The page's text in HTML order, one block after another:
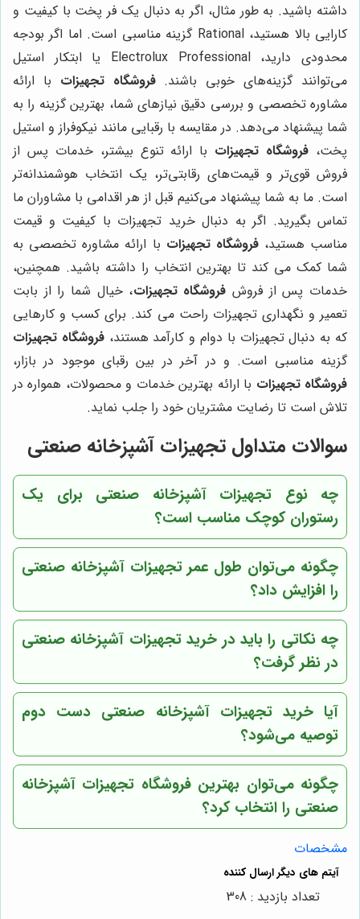
داشته باشید. به طور مثال، اگر به دنبال یک فر پخت با کیفیت و
کارایی بالا هستید، Rational گزینه مناسبی است. اما اگر بودجه
محدودی دارید، Electrolux Professional یا ابتکار استیل
می‌توانند گزینه‌های خوبی باشند.فروشگاه تجهیزات با ارائه
مشاوره تخصصی و بررسی دقیق نیازهای شما، بهترین گزینه را به
شما پیشنهاد می‌دهد. در مقایسه با رقبایی مانند نیکوفراز و استیل
پخت، فروشگاه تجهیزات با ارائه تنوع بیشتر، خدمات پس از
فروش قوی‌تر و قیمت‌های رقابتی‌تر، یک انتخاب هوشمندانه‌تر
است. ما به شما پیشنهاد می‌کنیم قبل از هر اقدامی با مشاوران ما
تماس بگیرید. اگر به دنبال خرید تجهیزات با کیفیت و قیمت
مناسب هستید،فروشگاه تجهیزات با ارائه مشاوره تخصصی به
شما کمک می کند تا بهترین انتخاب را داشته باشید. همچنین،
خدمات پس از فروش فروشگاه تجهیزات، خیال شما را از بابت
تعمیر و نگهداری تجهیزات راحت می کند. برای کسب و کارهایی
که به دنبال تجهیزات با دوام و کارآمد هستند،فروشگاه تجهیزات
گزینه مناسبی است. و در آخر در بین رقبای موجود در بازار،
فروشگاه تجهیزات با ارائه بهترین خدمات و محصولات، همواره در
تلاش است تا رضایت مشتریان خود را جلب نماید.
سوالات متداول تجهیزات آشپزخانه صنعتی
چه نوع تجهیزات آشپزخانه صنعتی برای یک
رستوران کوچک مناسب است؟
چگونه می‌توان طول عمر تجهیزات آشپزخانه صنعتی
را افزایش داد؟
چه نکاتی را باید در خرید تجهیزات آشپزخانه صنعتی
در نظر گرفت؟
آیا خرید تجهیزات آشپزخانه صنعتی دست دوم
توصیه می‌شود؟
چگونه می‌توان بهترین فروشگاه تجهیزات آشپزخانه
صنعتی را انتخاب کرد؟
مشخصات
تعداد بازدید : 308